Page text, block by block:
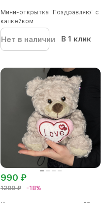
Мини-открытка "Поздравляю" с
капкейком
Нет в наличии В 1 клик
1200 ₽ -18%
990 ₽